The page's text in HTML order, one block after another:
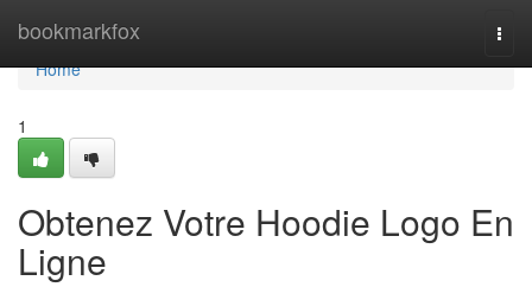
bookmarkfox
Home
Home
1
Obtenez Votre Hoodie Logo En
Ligne